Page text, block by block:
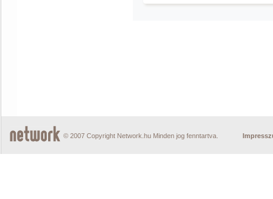
© 2007 Copyright Network.hu Minden jog fenntartva.